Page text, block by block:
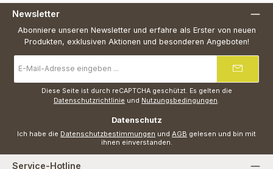
Newsletter
Abonniere unseren Newsletter und erfahre als Erster von neuen
Produkten, exklusiven Aktionen und besonderen Angeboten!
Mail-
Adresse
Diese Seite ist durch reCAPTCHA geschützt. Es gelten die
Datenschutzrichtlinie und Nutzungsbedingungen.
Datenschutz
Ich habe die Datenschutzbestimmungen und AGB gelesen und bin mit
ihnen einverstanden.
Service-Hotline